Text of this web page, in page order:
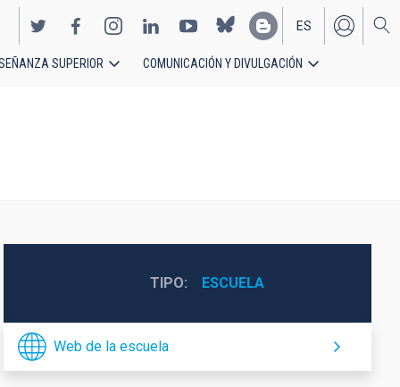
EN
ES
SUPERIOR COMUNICACIÓN Y DIVULGACIÓN
TIPO ESCUELA
Web de la escuela